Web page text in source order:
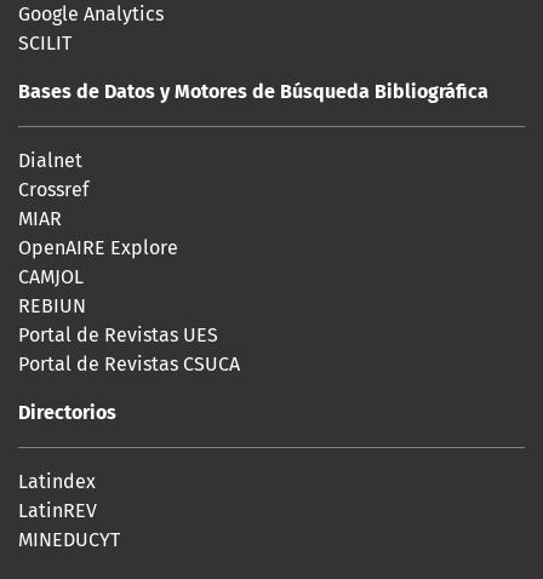
Google Analytics
SCILIT
Bases de Datos y Motores de Búsqueda Bibliográfica
Dialnet
Crossref
MIAR
OpenAIRE Explore
CAMJOL
REBIUN
Portal de Revistas UES
Portal de Revistas CSUCA
Directorios
Latindex
LatinREV
MINEDUCYT